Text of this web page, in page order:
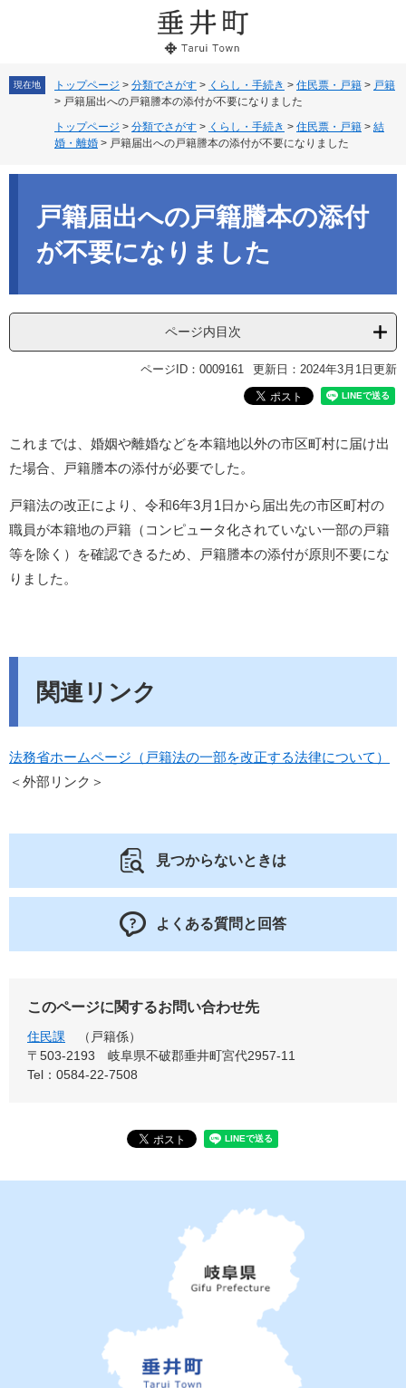
現在地 トップページ > 分類でさがす > くらし・手続き > 住民票・戸籍 > 戸籍
> 戸籍届出への戸籍謄本の添付が不要になりました
トップページ > 分類でさがす > くらし・手続き > 住民票・戸籍 > 結
婚・離婚 > 戸籍届出への戸籍謄本の添付が不要になりました
戸籍届出への戸籍謄本の添付
が不要になりました
ページ内目次
ページID：0009161 更新日：2024年3月1日更新
これまでは、婚姻や離婚などを本籍地以外の市区町村に届け出
た場合、戸籍謄本の添付が必要でした。
戸籍法の改正により、令和6年3月1日から届出先の市区町村の
職員が本籍地の戸籍（コンピュータ化されていない一部の戸籍
等を除く）を確認できるため、戸籍謄本の添付が原則不要にな
りました。​
関連リンク
​法務省ホームページ（戸籍法の一部を改正する法律について）
＜外部リンク＞
見つからないときは
よくある質問と回答
このページに関するお問い合わせ先
住民課
戸籍係
〒503-2193
岐阜県不破郡垂井町宮代2957-11
Tel：0584-22-7508